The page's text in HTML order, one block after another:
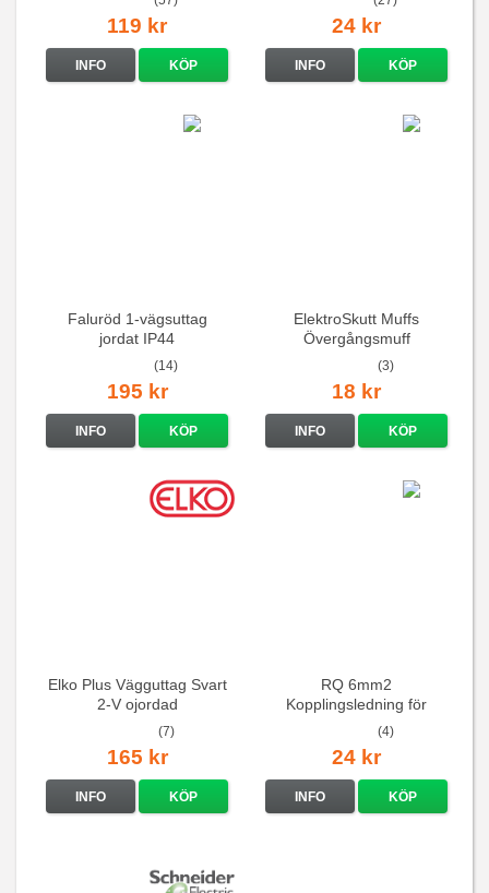
119 kr
INFO KÖP
24 kr
INFO KÖP
Faluröd 1-vägsuttag
jordat IP44
(14)
195 kr
INFO KÖP
ElektroSkutt Muffs
Övergångsmuff
(3)
18 kr
INFO KÖP
Elko Plus Vägguttag Svart
2-V ojordad
(7)
165 kr
INFO KÖP
RQ 6mm2
Kopplingsledning för
elcentraler mm
(4)
24 kr
INFO KÖP